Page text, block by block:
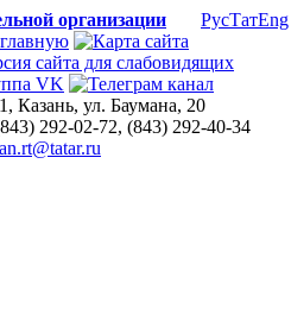
организации РусТатEng
Казань, ул. Баумана, 20
292-02-72, (843) 292-40-34
an.rt@tatar.ru